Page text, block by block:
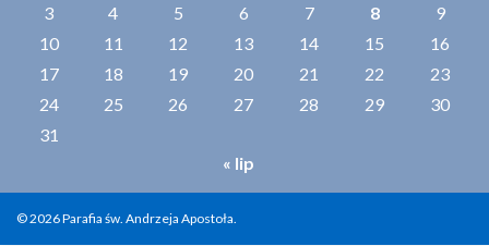
3
4 5 6 7 8
9
10
11 12 13 14 15
16
17
18 19 20 21 22
23
24
25 26 27 28 29
30
31
« lip
© 2026 Parafia św. Andrzeja Apostoła.